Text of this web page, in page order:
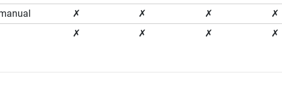
✗ ✗ ✗
✗
✗ ✗ ✗ ✗